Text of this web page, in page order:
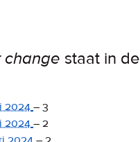
change staat in de
2024– 3
2024– 2